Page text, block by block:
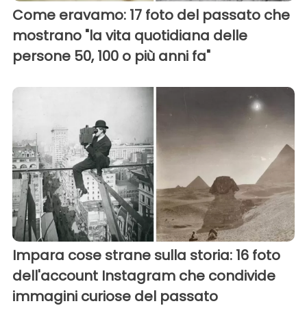
Come eravamo: 17 foto del passato che
mostrano "la vita quotidiana delle
persone 50, 100 o più anni fa"
Impara cose strane sulla storia: 16 foto
dell'account Instagram che condivide
immagini curiose del passato